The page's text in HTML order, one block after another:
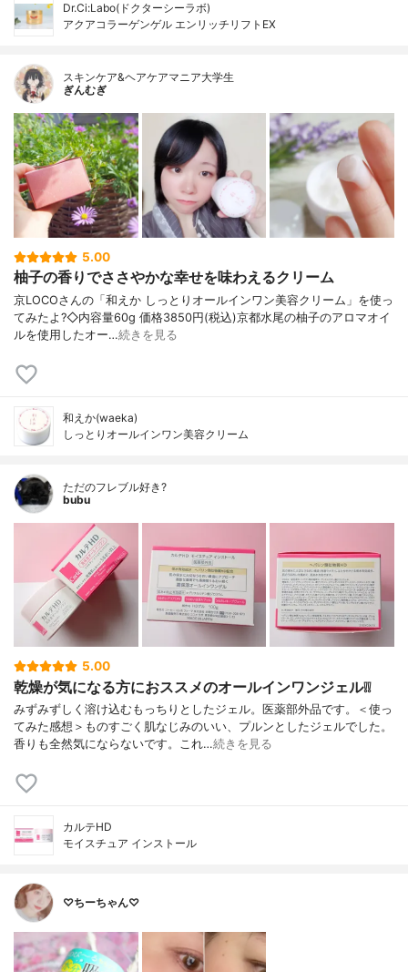
Dr.Ci:Labo(ドクターシーラボ)
アクアコラーゲンゲル エンリッチリフトEX
スキンケア&ヘアケアマニア大学生
ぎんむぎ
5.00
柚子の香りでささやかな幸せを味わえるクリーム
京LOCOさんの「和えか しっとりオールインワン美容クリーム」を使っ
てみたよ?◇内容量60g 価格3850円(税込)京都水尾の柚子のアロマオイ
ルを使用したオー…続きを見る
和えか(waeka)
しっとりオールインワン美容クリーム
ただのフレブル好き?
bubu
5.00
乾燥が気になる方におススメのオールインワンジェル❕❕
みずみずしく溶け込むもっちりとしたジェル。医薬部外品です。＜使っ
てみた感想＞ものすごく肌なじみのいい、プルンとしたジェルでした。
香りも全然気にならないです。これ…続きを見る
カルテHD
モイスチュア インストール
♡ちーちゃん♡